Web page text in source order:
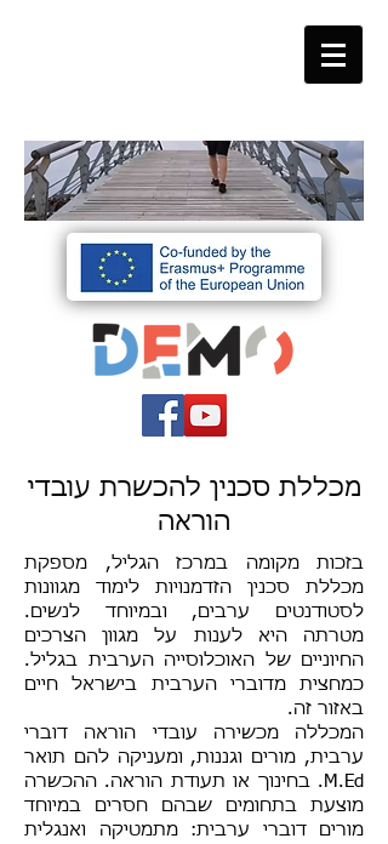
מכללת סכנין להכשרת עובדי
הוראה
בזכות מקומה במרכז הגליל, מספקת
מכללת סכנין הזדמנויות לימוד מגוונות
לסטודנטים ערבים, ובמיוחד לנשים.
מטרתה היא לענות על מגוון הצרכים
החיוניים של האוכלוסייה הערבית בגליל.
כמחצית מדוברי הערבית בישראל חיים
באזור זה.
המכללה מכשירה עובדי הוראה דוברי
ערבית, מורים וגננות, ומעניקה להם תואר
M.Ed. בחינוך או תעודת הוראה. ההכשרה
מוצעת בתחומים שבהם חסרים במיוחד
מורים דוברי ערבית: מתמטיקה ואנגלית